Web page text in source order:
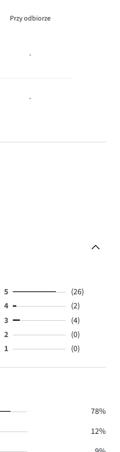
Przy odbiorze
-
-
5
(26)
4
(2)
3
(4)
2
(0)
1 (0)
78%
12%